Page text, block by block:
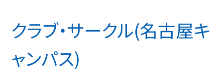
クラブ・サークル(名古屋キ
ャンパス)